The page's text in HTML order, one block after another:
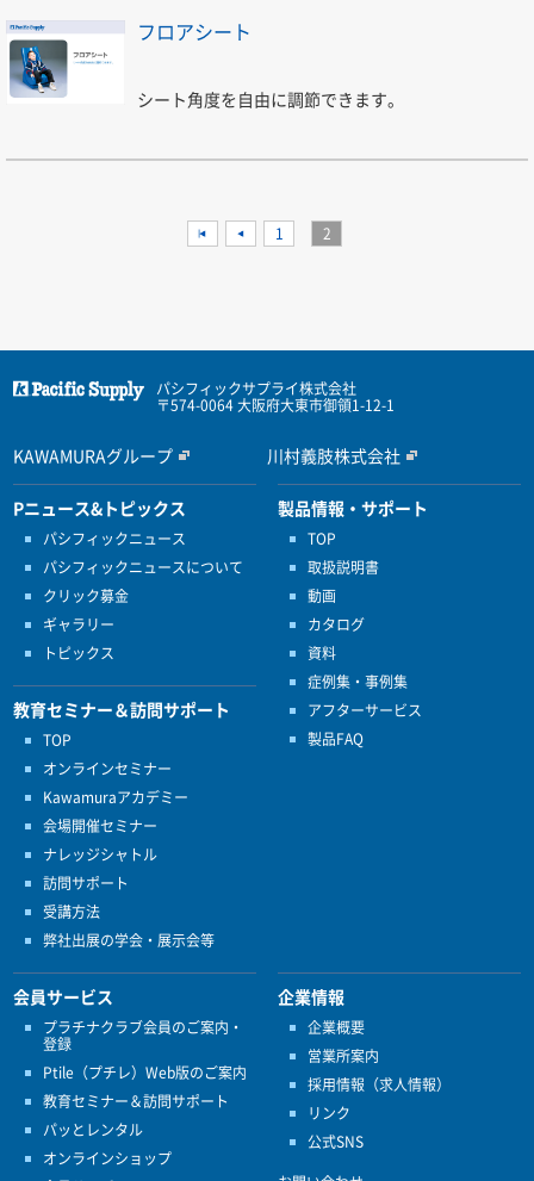
フロアシート
シート角度を自由に調節できます。
1 2
パシフィックサプライ株式会社
〒574-0064 大阪府大東市御領1-12-1
KAWAMURAグループ 川村義肢株式会社
Pニュース&トピックス
パシフィックニュース
パシフィックニュースについて
クリック募金
ギャラリー
トピックス
教育セミナー＆訪問サポート
TOP
オンラインセミナー
Kawamuraアカデミー
会場開催セミナー
ナレッジシャトル
訪問サポート
受講方法
弊社出展の学会・展示会等
製品情報・サポート
TOP
取扱説明書
動画
カタログ
資料
症例集・事例集
アフターサービス
製品FAQ
会員サービス
プラチナクラブ会員のご案内・
登録
Ptile（プチレ）Web版のご案内
教育セミナー＆訪問サポート
パッとレンタル
オンラインショップ
企業情報
企業概要
営業所案内
採用情報（求人情報）
リンク
公式SNS